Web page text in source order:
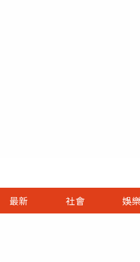
最新 社會 娛樂
娛樂首頁
即時
財經首頁
熱線
政